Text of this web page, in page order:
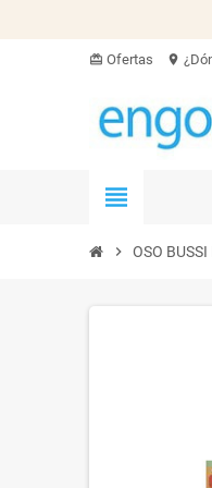
card_giftcard Ofertas location_on
view_headline
chevron_right OSO